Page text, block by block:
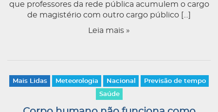
que professores da rede pública acumulem o cargo
de magistério com outro cargo público […]
Leia mais »
Mais Lidas Meteorologia Nacional Previsão de tempo
Saúde